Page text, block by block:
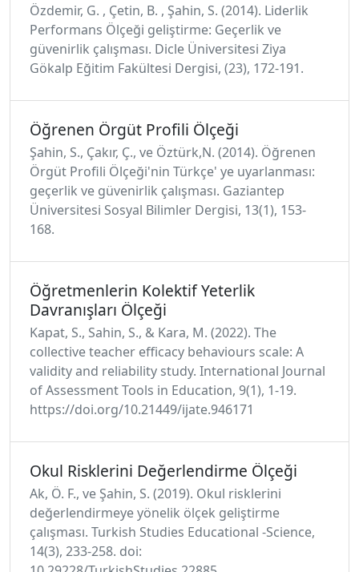
Özdemir, G. , Çetin, B. , Şahin, S. (2014). Liderlik
Performans Ölçeği geliştirme: Geçerlik ve
güvenirlik çalışması. Dicle Üniversitesi Ziya
Gökalp Eğitim Fakültesi Dergisi, (23), 172-191.
Öğrenen Örgüt Profili Ölçeği
Şahin, S., Çakır, Ç., ve Öztürk,N. (2014). Öğrenen
Örgüt Profili Ölçeği'nin Türkçe' ye uyarlanması:
geçerlik ve güvenirlik çalışması. Gaziantep
Üniversitesi Sosyal Bilimler Dergisi, 13(1), 153-
168.
Öğretmenlerin Kolektif Yeterlik
Davranışları Ölçeği
Kapat, S., Sahin, S., & Kara, M. (2022). The
collective teacher efficacy behaviours scale: A
validity and reliability study. International Journal
of Assessment Tools in Education, 9(1), 1-19.
https://doi.org/10.21449/ijate.946171
Okul Risklerini Değerlendirme Ölçeği
Ak, Ö. F., ve Şahin, S. (2019). Okul risklerini
değerlendirmeye yönelik ölçek geliştirme
çalışması. Turkish Studies Educational -Science,
14(3), 233-258. doi: